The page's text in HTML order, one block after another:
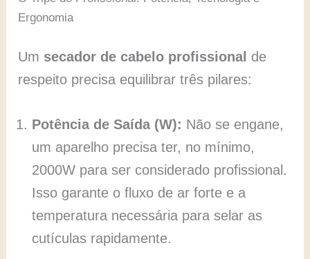
Ergonomia
Um secador de cabelo profissional de
respeito precisa equilibrar três pilares:
Potência de Saída (W): Não se engane,
um aparelho precisa ter, no mínimo,
2000W para ser considerado profissional.
Isso garante o fluxo de ar forte e a
temperatura necessária para selar as
cutículas rapidamente.